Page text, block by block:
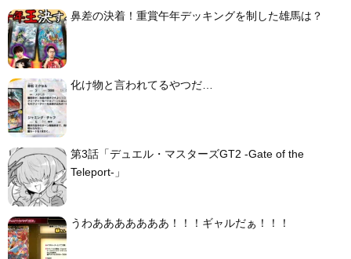
鼻差の決着！重賞午年デッキングを制した雄馬は？
化け物と言われてるやつだ…
第3話「デュエル・マスターズGT2 -Gate of the
Teleport-」
うわあああああああ！！！ギャルだぁ！！！